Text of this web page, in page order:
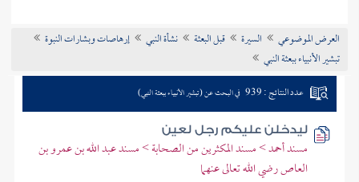
موضوعي
تراجم الأعلام
العرض الموضوعي السيرة قبل البعثة نشأة النبي
إرهاصات وبشارات النبوة
تبشير الأنبياء ببعثة النبي
عدد النتائج : 939 في البحث عن (تبشير الأنبياء ببعثة النبي)
ليدخلن عليكم رجل لعين
مسند أحمد > مسند المكثرين من الصحابة > مسند عبد الله بن عمرو بن
العاص رضي الله تعالى عنهما